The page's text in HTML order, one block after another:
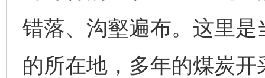
错落、沟壑遍布。这里
的所在地，多年的煤炭